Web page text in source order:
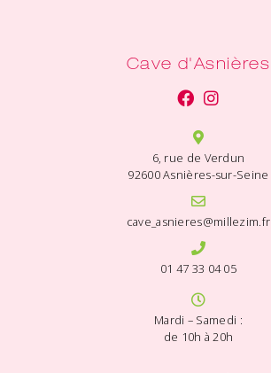
Cave d'Asnières
6, rue de Verdun
92600 Asnières-sur-Seine
cave_asnieres@millezim.fr
01 47 33 04 05
Mardi – Samedi :
de 10h à 20h